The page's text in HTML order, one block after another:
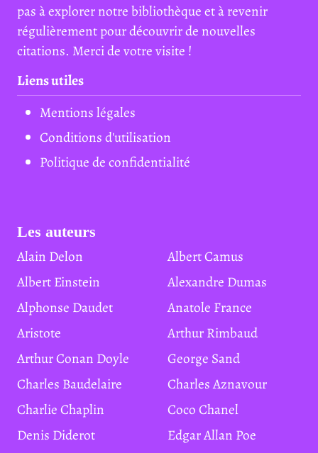
pas à explorer notre bibliothèque et à revenir
régulièrement pour découvrir de nouvelles
citations. Merci de votre visite !
Liens utiles
Mentions légales
Conditions d'utilisation
Politique de confidentialité
Les auteurs
Alain Delon
Albert Camus
Albert Einstein
Alexandre Dumas
Alphonse Daudet
Anatole France
Aristote
Arthur Rimbaud
Arthur Conan Doyle
George Sand
Charles Baudelaire
Charles Aznavour
Charlie Chaplin
Coco Chanel
Denis Diderot
Edgar Allan Poe